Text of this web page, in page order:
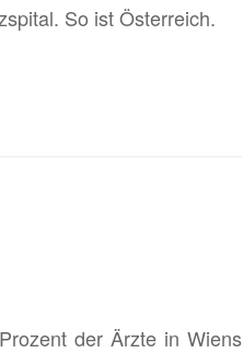
So ist Ös­ter­reich.
der Ärzte in Wiens